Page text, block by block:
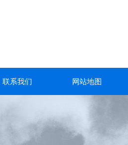
联系我们 网站地图